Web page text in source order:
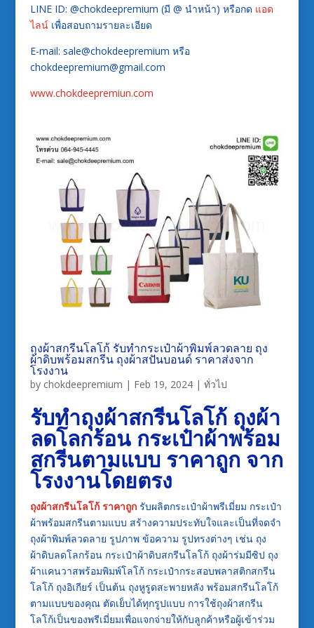
LINE ID: @chokdeepremium (มี @ นำหน้า) หรือกด แอด
ไลน์เพื่อสอบถามรายละเอียด
E-mail: sale@chokdeepremium หรือ
chokdeepremium@gmail.com
www.chokdeepremiun.com
ถุงผ้าสกรีนโลโก้ รับทำกระเป๋าผ้าพิมพ์ลวดลาย ถุง
ผ้าดิบพร้อมสกรีน ถุงผ้าสปันบอนด์ ราคาส่งจาก
โรงงาน
by chokdeepremium | Feb 19, 2024| ทั่วไป
รับทำถุงผ้าสกรีนโลโก้ ถุงผ้า
ลดโลกร้อน กระเป๋าผ้าพร้อม
สกรีนตามแบบ ราคาถูก จาก
โรงงานโดยตรง
ถุงผ้าสกรีนโลโก้ ราคาถูกรับผลิตกระเป๋าผ้าพรีเมี่ยม กระเป๋า
ผ้าพร้อมสกรีนตามแบบ สร้างความประทับใจและเป็นที่จดจำ
ถุงผ้าพิมพ์ลวดลาย รูปภาพ ข้อความ รูปทรงต่างๆ เช่น ถุง
ผ้าดิบลดโลกร้อน กระเป๋าผ้าดิบสกรีนโลโก้ ถุงผ้าร่มมีซิป ถุง
ผ้าแคนวาสพร้อมพิมพ์โลโก้ กระเป๋ากระสอบพลาสติกสกรีน
โลโก้ ถุงอิเกียร์ เป็นต้น ถุงหูรูดสะพายหลัง พร้อมสกรีนโลโก้
ตามแบบของคุณ ตัดเย็บได้ทุกรูปแบบ การใช้ถุงผ้าสกรีน
โลโก้เป็นของพรีเมี่ยมเพื่อแจกจ่ายให้กับลูกค้าหรือผู้เข้าร่วม